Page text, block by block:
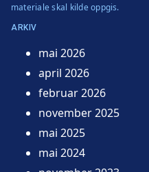
materiale skal kilde oppgis.
ARKIV
mai 2026
april 2026
februar 2026
november 2025
mai 2025
mai 2024